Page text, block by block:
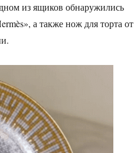
из ящиков обнаружились
а также нож для торта от